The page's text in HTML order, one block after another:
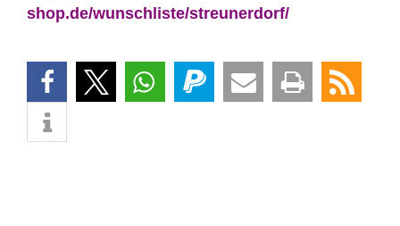
shop.de/wunschliste/streunerdorf/